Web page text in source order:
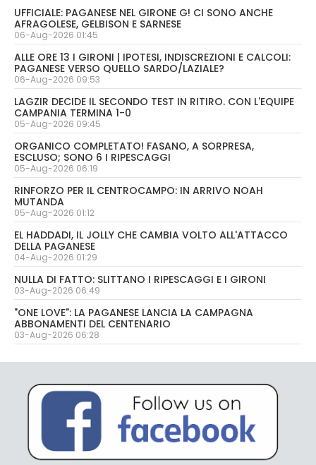
UFFICIALE: PAGANESE NEL GIRONE G! CI SONO ANCHE
AFRAGOLESE, GELBISON E SARNESE
06-Aug-2026 01:45
ALLE ORE 13 I GIRONI | IPOTESI, INDISCREZIONI E CALCOLI:
PAGANESE VERSO QUELLO SARDO/LAZIALE?
06-Aug-2026 09:53
LAGZIR DECIDE IL SECONDO TEST IN RITIRO. CON L'EQUIPE
CAMPANIA TERMINA 1-0
05-Aug-2026 09:45
ORGANICO COMPLETATO! FASANO, A SORPRESA,
ESCLUSO; SONO 6 I RIPESCAGGI
05-Aug-2026 06:19
RINFORZO PER IL CENTROCAMPO: IN ARRIVO NOAH
MUTANDA
05-Aug-2026 01:12
EL HADDADI, IL JOLLY CHE CAMBIA VOLTO ALL'ATTACCO
DELLA PAGANESE
04-Aug-2026 01:29
NULLA DI FATTO: SLITTANO I RIPESCAGGI E I GIRONI
03-Aug-2026 06:49
"ONE LOVE": LA PAGANESE LANCIA LA CAMPAGNA
ABBONAMENTI DEL CENTENARIO
03-Aug-2026 06:28